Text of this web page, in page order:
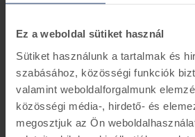
Ez a weboldal sütiket használ
Sütiket használunk a tartalmak és
szabásához, közösségi funkciók
valamint weboldalforgalmunk
közösségi média-, hirdető- és
megosztjuk az Ön